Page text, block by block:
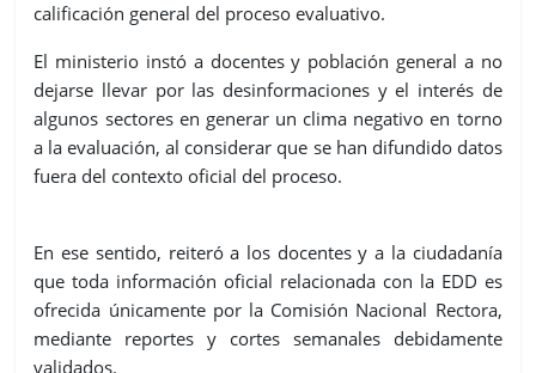
calificación general del proceso evaluativo.
El ministerio instó a docentes y población general a no
dejarse llevar por las desinformaciones y el interés de
algunos sectores en generar un clima negativo en torno
a la evaluación, al considerar que se han difundido datos
fuera del contexto oficial del proceso.
En ese sentido, reiteró a los docentes y a la ciudadanía
que toda información oficial relacionada con la EDD es
ofrecida únicamente por la Comisión Nacional Rectora,
mediante reportes y cortes semanales debidamente
validados.